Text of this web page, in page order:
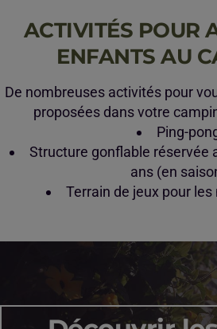
ACTIVITÉS POUR
ENFANTS AU
De nombreuses activités pour
proposées dans votre
Ping-
Structure gonflable réservée
ans (en
Terrain de jeux pour